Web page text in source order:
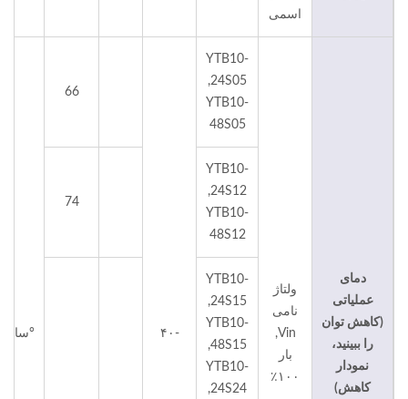
اسمی
دمای
عملیاتی
(کاهش توان
را ببینید،
نمودار
کاهش)
ولتاژ
نامی
Vin,
بار
۱۰۰٪
YTB10-
24S05,
YTB10-
48S05
-۴۰
66
YTB10-
24S12,
YTB10-
48S12
74
YTB10-
24S15,
YTB10-
48S15,
YTB10-
24S24,